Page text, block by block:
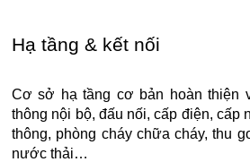
Hạ tầng & kết nối
Cơ sở hạ tầng cơ bản hoàn thiện
thông nội bộ, đấu nối, cấp điện, cấp
thông, phòng cháy chữa cháy, thu
nước thải…